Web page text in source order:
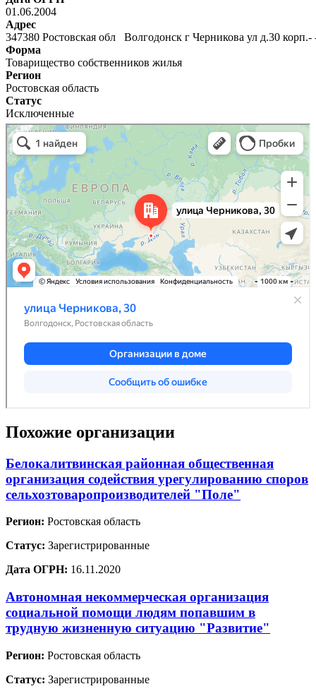
01.06.2004
Адрес
347380 Ростовская обл Волгодонск г Черникова ул д.30 корп.-
Форма
Товарищество собственников жилья
Регион
Ростовская область
Статус
Исключенные
Похожие организации
Белокалитвинская районная общественная
организация содействия урегулированию споров
сельхозтоваропроизводителей "Поле"
Регион: Ростовская область
Статус: Зарегистрированные
Дата ОГРН: 16.11.2020
Автономная некоммерческая организация
социальной помощи людям попавшим в
трудную жизненную ситуацию "Развитие"
Регион: Ростовская область
Статус: Зарегистрированные